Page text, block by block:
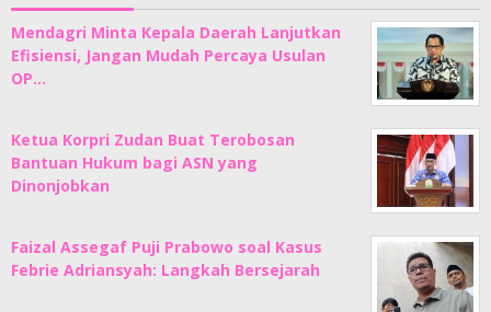
Mendagri Minta Kepala Daerah Lanjutkan
Efisiensi, Jangan Mudah Percaya Usulan
OP…
Ketua Korpri Zudan Buat Terobosan
Bantuan Hukum bagi ASN yang
Dinonjobkan
Faizal Assegaf Puji Prabowo soal Kasus
Febrie Adriansyah: Langkah Bersejarah